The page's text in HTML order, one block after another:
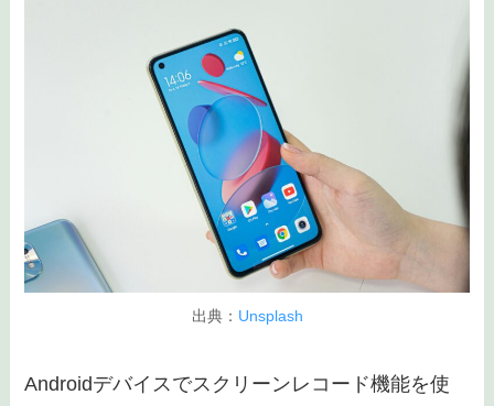
出典： Unsplash
Androidデバイスでスクリーンレコード機能を使